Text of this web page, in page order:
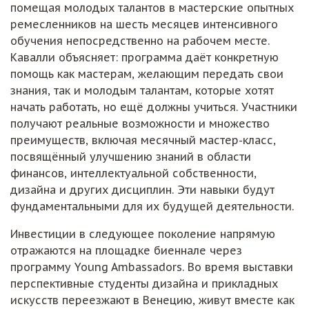
помещая молодых талантов в мастерские опытных
ремесленников на шесть месяцев интенсивного
обучения непосредственно на рабочем месте.
Кавалли объясняет: программа даёт конкретную
помощь как мастерам, желающим передать свои
знания, так и молодым талантам, которые хотят
начать работать, но ещё должны учиться. Участники
получают реальные возможности и множество
преимуществ, включая месячный мастер-класс,
посвящённый улучшению знаний в области
финансов, интеллектуальной собственности,
дизайна и других дисциплин. Эти навыки будут
фундаментальными для их будущей деятельности.
Инвестиции в следующее поколение напрямую
отражаются на площадке биеннале через
программу Young Ambassadors. Во время выставки
перспективные студенты дизайна и прикладных
искусств переезжают в Венецию, живут вместе как